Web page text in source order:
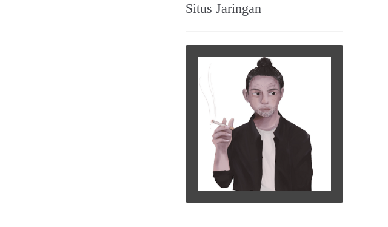
Situs Jaringan